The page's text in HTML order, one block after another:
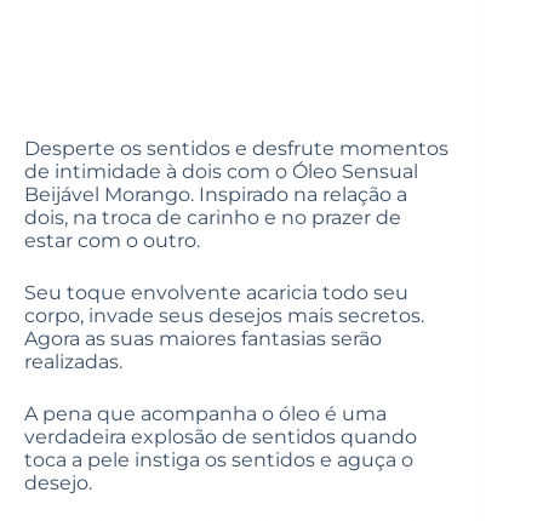
Desperte os sentidos e desfrute momentos
de intimidade à dois com o Óleo Sensual
Beijável Morango. Inspirado na relação a
dois, na troca de carinho e no prazer de
estar com o outro.
Seu toque envolvente acaricia todo seu
corpo, invade seus desejos mais secretos.
Agora as suas maiores fantasias serão
realizadas.
A pena que acompanha o óleo é uma
verdadeira explosão de sentidos quando
toca a pele instiga os sentidos e aguça o
desejo.